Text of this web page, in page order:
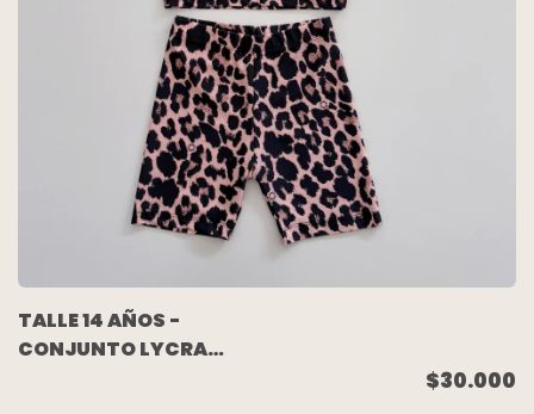
TALLE 14 AÑOS -
CONJUNTO LYCRA
$30.000